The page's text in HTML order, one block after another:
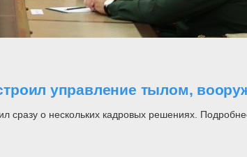
управление тылом,
сразу о нескольких кадровых решениях.